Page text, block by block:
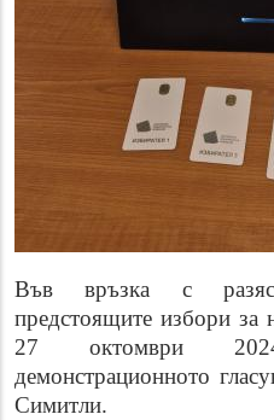
Във връзка с
предстоящите избори за
27 октомври
демонстрационното
Симитли.